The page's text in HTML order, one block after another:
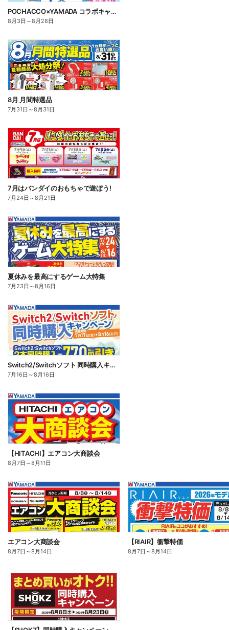
POCHACCO×YAMADA コラボキャンペーン!
8月3日 ～8月28日
8月 月間特選品
7月31日 ～8月31日
7月はバンダイのおもちゃで遊ぼう!
7月24日 ～8月21日
夏休みを最高にするゲーム大特集
7月23日 ～8月16日
Switch2/Switchソフト 同時購入キャンペーン
7月16日 ～8月16日
【HITACHI】エアコン大商談会
8月7日 ～8月11日
エアコン大商談会
8月7日 ～8月14日
【RIAIR】衝撃特価
8月7日 ～8月14日